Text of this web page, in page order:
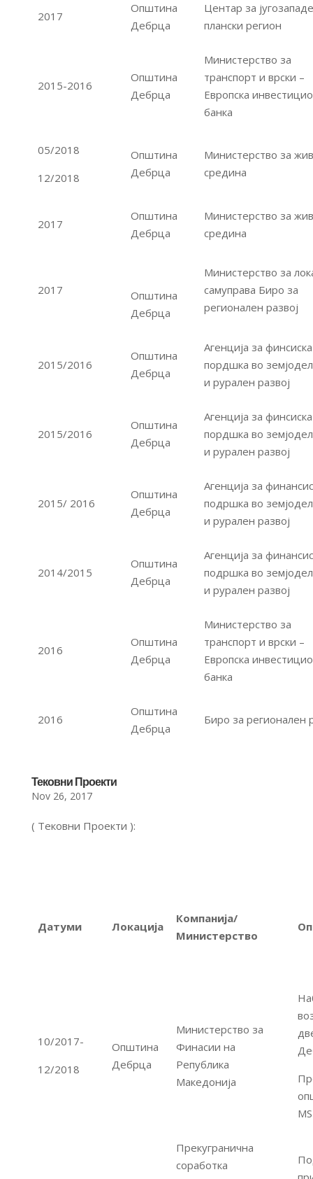
2017
Општина
Дебрца
Центар за
плански регион
2015-2016
Општина
Дебрца
Министерство за
транспорт и врски –
Европска
банка
05/2018
12/2018
Општина
Дебрца
Министерство за
средина
2017
Општина
Дебрца
Министерство за
средина
2017
Општина
Дебрца
Министерство за
самуправа Биро за
регионален развој
2015/2016
Општина
Дебрца
Агенција за финсиска
пордшка во
и рурален развој
2015/2016
Општина
Дебрца
Агенција за финсиска
пордшка во
и рурален развој
2015/ 2016
Општина
Дебрца
Агенција за
подршка во
и рурален развој
2014/2015
Општина
Дебрца
Агенција за
подршка во
и рурален развој
2016
Општина
Дебрца
Министерство за
транспорт и врски –
Европска
банка
2016
Општина
Дебрца
Биро за регионален
Тековни Проекти
Nov 26, 2017
( Тековни Проекти ):
Датуми Локација
Компанија/
Министерство
10/2017-
12/2018
Општина
Дебрца
Министерство за
Финасии на
Република
Македонија
Прекугранична
соработка